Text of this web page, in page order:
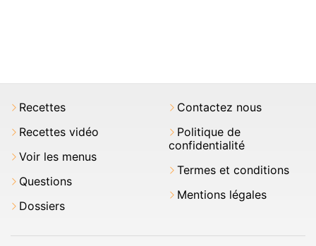
Recettes
Recettes vidéo
Voir les menus
Questions
Dossiers
Contactez nous
Politique de
confidentialité
Termes et conditions
Mentions légales